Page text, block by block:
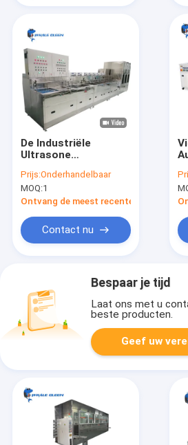
De Industriële
Ultrasone
van walviscleen 108L
28KHz voor Optisch
Glas
Prijs:Onderhandelbaar
MOQ:1
Ontvang de meest recente Prijs
Contact nu
Bespaar je tijd
Laat ons met u
beste producten.
Geef uw